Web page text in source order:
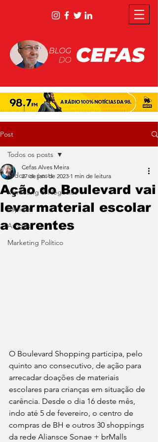
Post
Todos os posts
Marketing & Negócios
Rápidas
Artigos
Marketing Político
Todos os posts
Ação do Boulevard vai
levarmaterial escolar
a carentes
Cefas Alves Meira
27 de jan. de 2023 1 min de leitura
O Boulevard Shopping participa, pelo
quinto ano consecutivo, de ação para
arrecadar doações de materiais
escolares para crianças em situação de
carência. Desde o dia 16 deste mês,
indo até 5 de fevereiro, o centro de
compras de BH e outros 30 shoppings
da rede Aliansce Sonae + brMalls